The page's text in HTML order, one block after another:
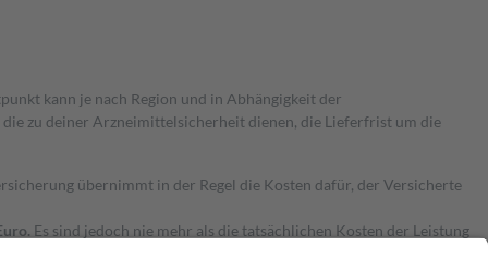
kann je nach Region und in Abhängigkeit der
zu deiner Arzneimittelsicherheit dienen, die Lieferfrist um die
übernimmt in der Regel die Kosten dafür, der Versicherte
Es sind jedoch nie mehr als die tatsächlichen Kosten der Leistung